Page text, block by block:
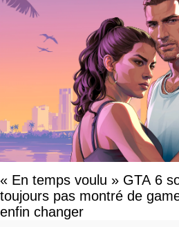
« En temps voulu » GTA 6
toujours pas montré de
enfin changer